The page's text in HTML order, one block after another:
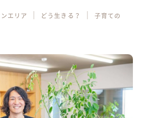
エリア ｜ どう生きる？ ｜
子育ての